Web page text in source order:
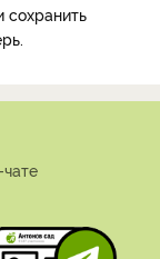
сохранить